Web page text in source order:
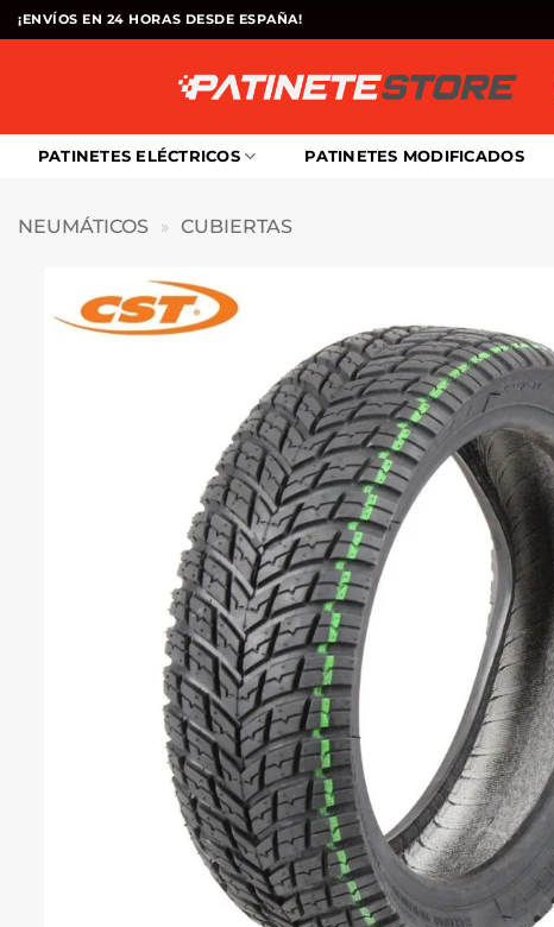
Saltar
al
¡ENVÍOS EN 24 HORAS DESDE ESPAÑA!
PATINETES ELÉCTRICOS PATINETES MODIFICADOS
NEUMÁTICOS » CUBIERTAS